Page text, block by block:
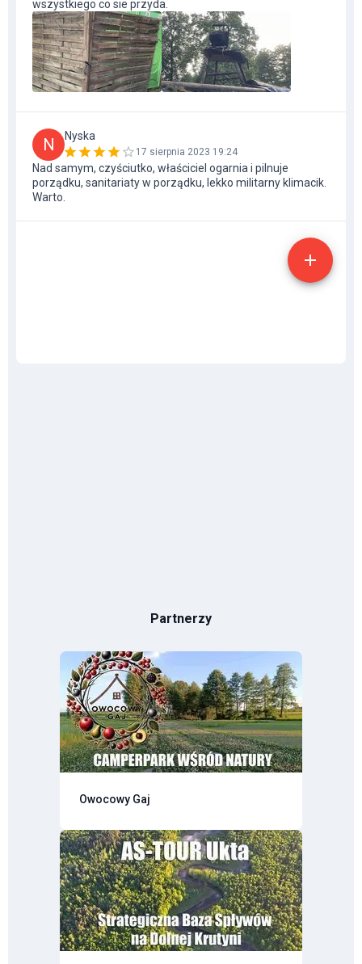
wszystkiego co sie przyda.
N Nyska
17 sierpnia 2023 19:24
Nad samym, czyściutko, właściciel ogarnia i pilnuje
porządku, sanitariaty w porządku, lekko militarny klimacik.
Warto.
Partnerzy
Owocowy Gaj